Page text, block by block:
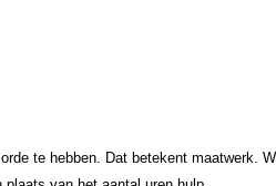
te hebben. Dat betekent maatwerk.